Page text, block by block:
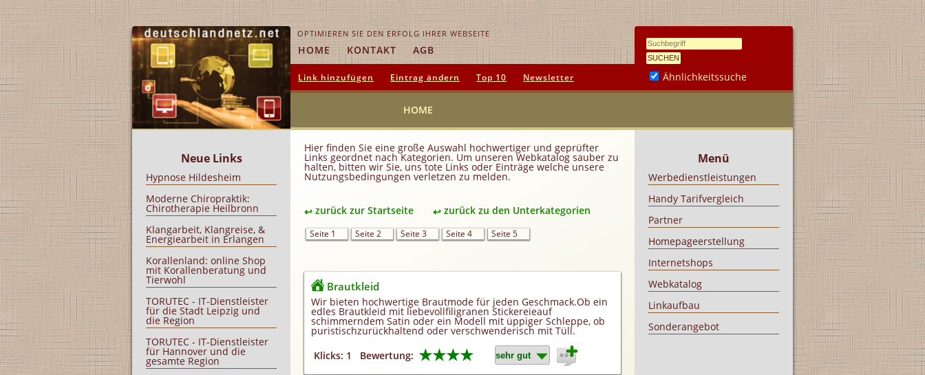
OPTIMIEREN SIE DEN ERFOLG IHRER WEBSEITE
HOME KONTAKT AGB
Link hinzufügen Eintrag ändern Top 10 Newsletter Ähnlichkeitssuche
HOME
Hier finden Sie eine große Auswahl hochwertiger und geprüfter
Links geordnet nach Kategorien. Um unseren Webkatalog sauber zu
halten, bitten wir Sie, uns tote Links oder Einträge welche unsere
Nutzungsbedingungen verletzen zu melden.
zurück zur Startseite zurück zu den Unterkategorien
Seite 1 Seite 2 Seite 3 Seite 4 Seite 5
Brautkleid
Wir bieten hochwertige Brautmode für jeden Geschmack.Ob ein
edles Brautkleid mit liebevollfiligranen Stickereieauf
schimmerndem Satin oder ein Modell mit üppiger Schleppe, ob
puristischzurückhaltend oder verschwenderisch mit Tüll.
Klicks: 1
Bewertung: ★★★★
Neue Links
Hypnose Hildesheim
Moderne Chiropraktik:
Chirotherapie Heilbronn
Klangarbeit, Klangreise, &
Energiearbeit in Erlangen
Korallenland: online Shop
mit Korallenberatung und
Tierwohl
TORUTEC - IT-Dienstleister
für die Stadt Leipzig und
die Region
TORUTEC - IT-Dienstleister
für Hannover und die
gesamte Region
Menü
Werbedienstleistungen
Handy Tarifvergleich
Partner
Homepageerstellung
Internetshops
Webkatalog
Linkaufbau
Sonderangebot